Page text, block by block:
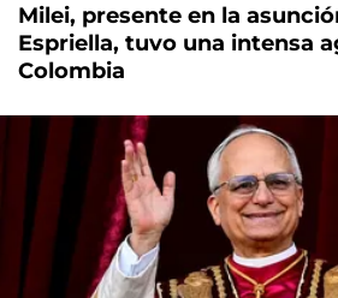
Milei, presente en la
Espriella, tuvo una intensa
Colombia